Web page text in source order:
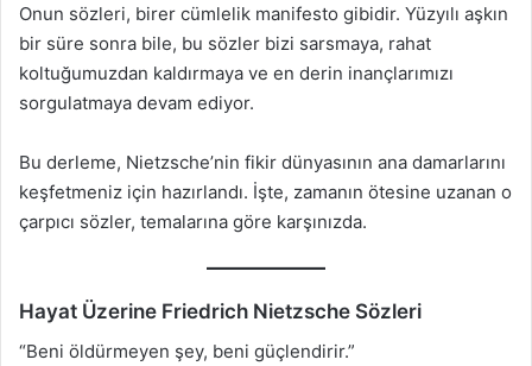
Onun sözleri, birer cümlelik manifesto gibidir. Yüzyılı aşkın
bir süre sonra bile, bu sözler bizi sarsmaya, rahat
koltuğumuzdan kaldırmaya ve en derin inançlarımızı
sorgulatmaya devam ediyor.
Bu derleme, Nietzsche’nin fikir dünyasının ana damarlarını
keşfetmeniz için hazırlandı. İşte, zamanın ötesine uzanan o
çarpıcı sözler, temalarına göre karşınızda.
Hayat Üzerine Friedrich Nietzsche Sözleri
“Beni öldürmeyen şey, beni güçlendirir.”